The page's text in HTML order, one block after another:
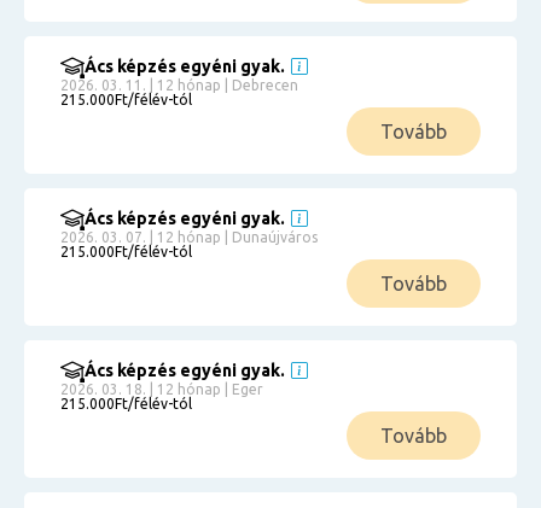
Ács képzés egyéni gyak.
2026. 03. 11. | 12 hónap | Debrecen
215.000Ft/félév-tól
Tovább
Ács képzés egyéni gyak.
2026. 03. 07. | 12 hónap | Dunaújváros
215.000Ft/félév-tól
Tovább
Ács képzés egyéni gyak.
2026. 03. 18. | 12 hónap | Eger
215.000Ft/félév-tól
Tovább